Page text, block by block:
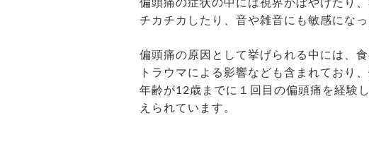
偏頭痛の症状の中には視界がぼやけたり
チカチカしたり、音や雑音にも敏感にな
偏頭痛の原因として挙げられる中には、
トラウマによる影響なども含まれており
年齢が12歳までに１回目の偏頭痛を経験
えられています。